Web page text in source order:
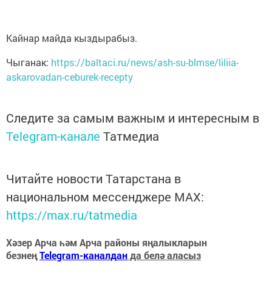
Кайнар майда кыздырабыз.
Чыганак: https://baltaci.ru/news/ash-su-blmse/liliia-
askarovadan-ceburek-recepty
Следите за самым важным и интересным в
Telegram-канале Татмедиа
Читайте новости Татарстана в
национальном мессенджере MАХ:
https://max.ru/tatmedia
Хәзер Арча һәм Арча районы яңалыкларын
безнеңTelegram-каналданда белә аласыз